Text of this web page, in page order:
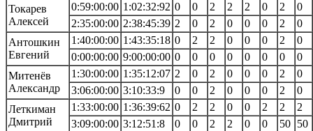
Токарев
Алексей
0:59:00:00 1:02:32:92 0 0 2 2 2 0 2
0
2:35:00:00 2:38:45:39 2 0 2 0 0 0 2
0
Антошкин
Евгений
1:40:00:00 1:43:35:18 0 2 2 0 0 0 2
0
0:00:00:00 9:00:00:00 0 0 0 0 0 0 0
0
Митенёв
Александр
1:30:00:00 1:35:12:07 2 0 2 0 0 0 2
0
3:06:00:00 3:10:33:9 0 0 2 0 0 0 2
0
Леткиман
Дмитрий
1:33:00:00 1:36:39:62 0 2 2 0 0 2 2
2
3:09:00:00 3:12:51:8 0 0 2 2 0 0 50 50